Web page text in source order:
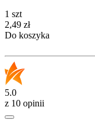
1 szt
Cena
2,49 zł
Do koszyka
5.0
z 10 opinii